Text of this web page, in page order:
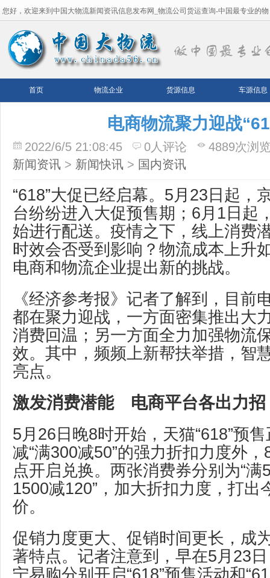
您好，欢迎来到中国大物流新闻资讯信息发布网_物流公司货运查询-中国最专业的物
流平台！
首页 物流企业 货源信息 车源信息
电商物流聚力迎战
2022/6/5 21:08:45 0人评论
4889次浏
新闻资讯 > 新闻快讯 > 国内资讯
“618”大促已经启幕。5月23日起，
台纷纷进入大促预售期；6月1日起
始进行配送。疫情之下，线上消费
时效会否受到影响？物流成本上升
电商和物流企业提出新的挑战。
《经济参考报》记者了解到，目前
都在聚力迎战，一方面密集推出大
消费回温；另一方面全力加强物流
效。其中，频频上新帮扶举措，智
亮点。
激发消费潜能 电商平台各出力招
5月26日晚8时开始，天猫“618”预
减“满300减50”的强力折扣力度外
点开启兑换。两张消费券分别为“满
1500减120”，加大折扣力度，打出
价。
促销力度更大、促销时间更长，成
著特点。记者注意到，早在5月23
宁易购分别开启“618”预售活动和